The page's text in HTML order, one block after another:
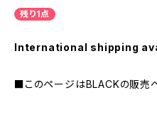
残り1点
International shipping
■このページはBLACKの販売ペ